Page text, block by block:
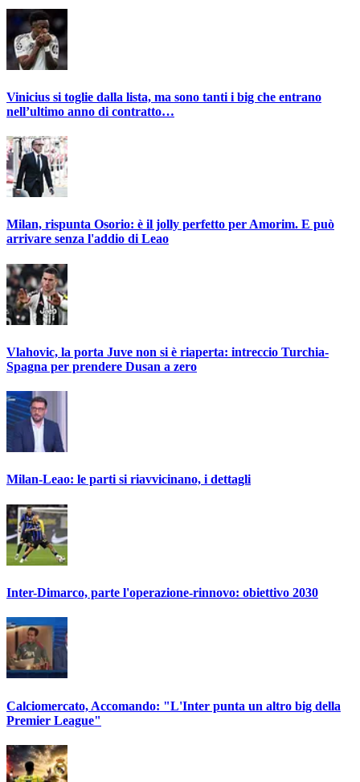
Vinicius si toglie dalla lista, ma sono tanti i big che entrano
nell’ultimo anno di contratto…
Milan, rispunta Osorio: è il jolly perfetto per Amorim. E può
arrivare senza l'addio di Leao
Vlahovic, la porta Juve non si è riaperta: intreccio Turchia-
Spagna per prendere Dusan a zero
Milan-Leao: le parti si riavvicinano, i dettagli
Inter-Dimarco, parte l'operazione-rinnovo: obiettivo 2030
Calciomercato, Accomando: "L'Inter punta un altro big della
Premier League"